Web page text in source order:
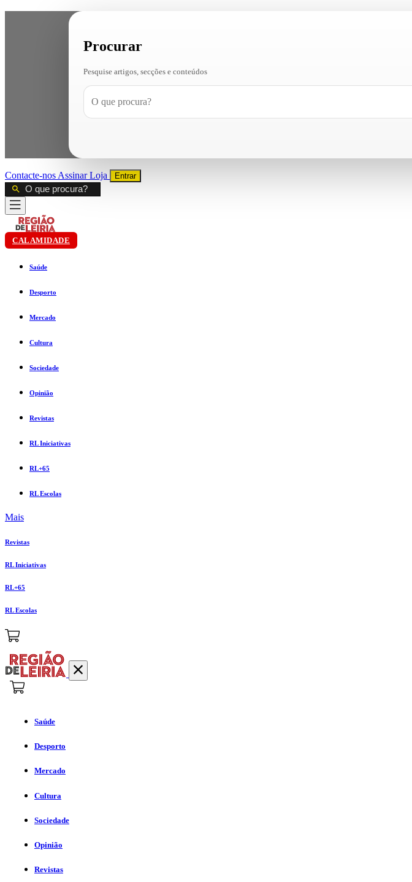
Procurar
Pesquise artigos, secções e conteúdos
Contacte-nos AssinarLoja Entrar
CALAMIDADE
Saúde
Desporto
Mercado
Cultura
Sociedade
Opinião
Revistas
RL Iniciativas
RL+65
RL Escolas
Mais
Revistas
RL Iniciativas
RL+65
RL Escolas
Saúde
Desporto
Mercado
Cultura
Sociedade
Opinião
Revistas